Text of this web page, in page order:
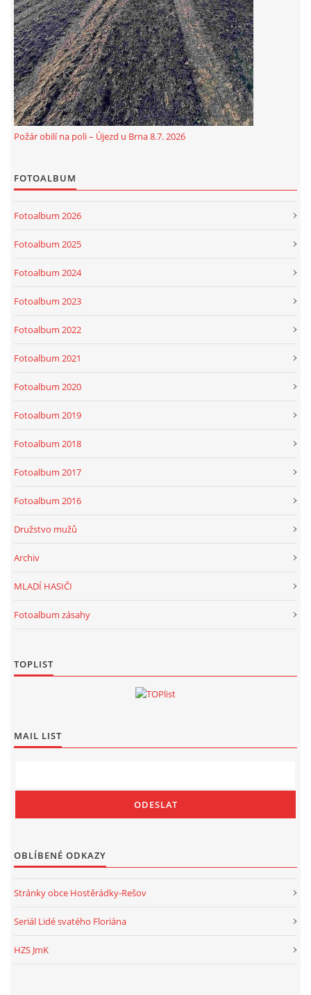
Požár obilí na poli – Újezd u Brna 8.7. 2026
FOTOALBUM
Fotoalbum 2026
Fotoalbum 2025
Fotoalbum 2024
Fotoalbum 2023
Fotoalbum 2022
Fotoalbum 2021
Fotoalbum 2020
Fotoalbum 2019
Fotoalbum 2018
Fotoalbum 2017
Fotoalbum 2016
Družstvo mužů
Archiv
MLADÍ HASIČI
Fotoalbum zásahy
TOPLIST
MAIL LIST
OBLÍBENÉ ODKAZY
Stránky obce Hostěrádky-Rešov
Seriál Lidé svatého Floriána
HZS JmK